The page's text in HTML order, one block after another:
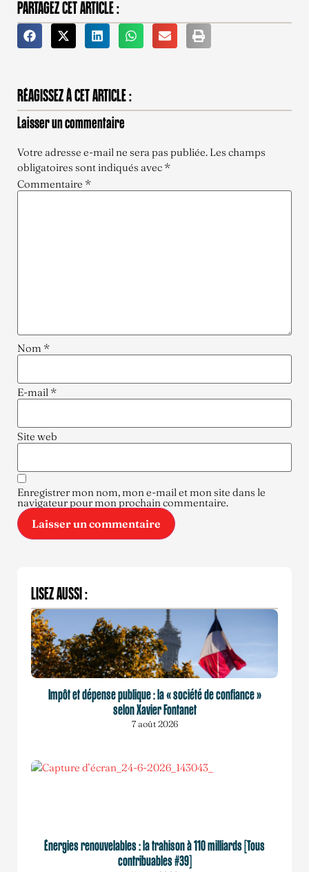
PARTAGEZ CET ARTICLE :
RÉAGISSEZ À CET ARTICLE :
Laisser un commentaire
Votre adresse e-mail ne sera pas publiée. Les champs
obligatoires sont indiqués avec *
Commentaire *
Nom *
E-mail *
Site web
Enregistrer mon nom, mon e-mail et mon site dans le
navigateur pour mon prochain commentaire.
LISEZ AUSSI :
Impôt et dépense publique : la « société de confiance »
selon Xavier Fontanet
7 août 2026
Énergies renouvelables : la trahison à 110 milliards [Tous
contribuables #39]